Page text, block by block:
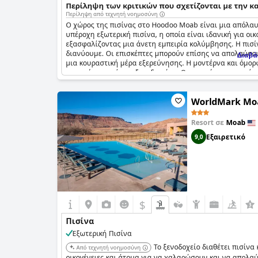
Επιπλέον, το ξενοδοχείο διαθέτει σπα πλήρους
αυτή η εξαιρετική εγκατάσταση προσφέρει μια
χαλαρώσουν. Δεν είναι απλά μια διαμονή στο Hoodoo
αυθεντικότητα του υπέροχου σχεδιασμού της φύσης.
Περίληψη των κριτικών που σχετίζονται με την
Περίληψη από τεχνητή νοημοσύνη
Ο χώρος της πισίνας στο Hoodoo Moab είναι μια
υπέροχη εξωτερική πισίνα, η οποία είναι ιδανική για
εξασφαλίζοντας μια άνετη εμπειρία κολύμβησης. Η
διανύουμε. Οι επισκέπτες μπορούν επίσης να
μια κουραστική μέρα εξερεύνησης. Η μοντέρνα και
παροχών αυτού του ξενοδοχείου. Οι επισκέπτες
βρήκαν την πισίνα μικρή και ευχήθηκαν για ένα
πισίνας, κάτι που οι επισκέπτες θεωρούν ότι είναι
WorldMark
Resort σε Moab
9,0 Εξαιρετικό
$
Πισίνα
Εξωτερική Πισίνα
Από τεχνητή νοημοσύνη
Το ξενοδοχείο διαθέτει